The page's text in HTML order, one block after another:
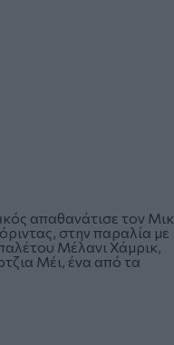
απαθανάτισε τον Μικ
στην παραλία με
Μέλανι Χάμρικ,
Μέι, ένα από τα